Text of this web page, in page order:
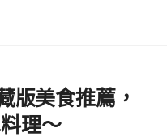
版美食推薦，
理～